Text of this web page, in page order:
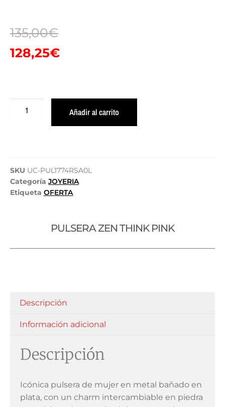
135,00€
128,25€
Añadir al carrito
SKU UC-PUL1774RSA0L
Categoría JOYERIA
Etiqueta OFERTA
PULSERA ZEN THINK PINK
Descripción
Información adicional
Descripción
Icónica pulsera de mujer en metal bañado en
plata, con un charm intercambiable en piedra